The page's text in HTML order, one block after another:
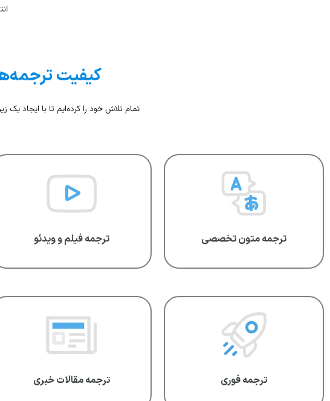
کیفیت
تمام تلاش خود را کرده‌ایم تا با ایجاد یک
ترجمه متون تخصصی ترجمه فیلم و ویدئو
ترجمه فوری ترجمه مقالات خبری